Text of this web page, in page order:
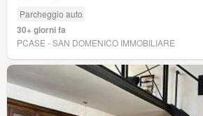
Parcheggio auto
30+ giorni fa
PCASE - SAN DOMENICO IMMOBILIARE